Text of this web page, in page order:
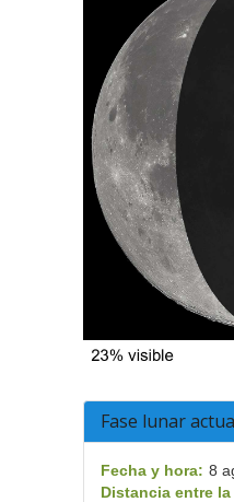
Fase lunar
Fecha y hora: 8
Distancia entre